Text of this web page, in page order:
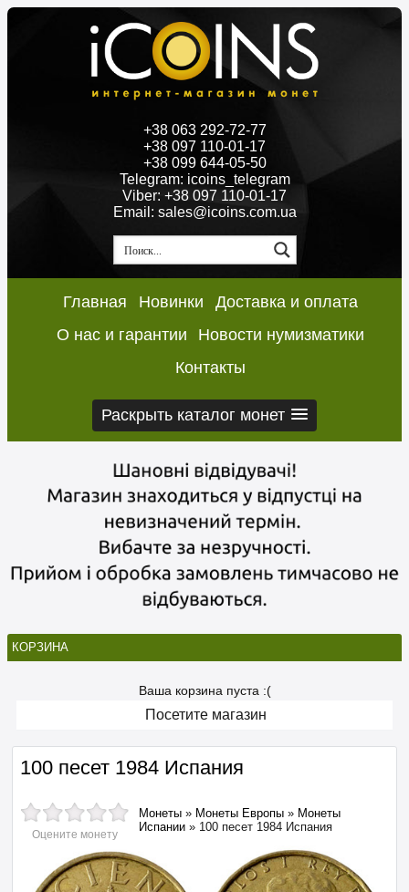
+38 063 292-72-77
+38 097 110-01-17
+38 099 644-05-50
Telegram: icoins_telegram
Viber: +38 097 110-01-17
Email: sales@icoins.com.ua
Главная Новинки
Доставка и оплата
О нас и гарантии
Новости нумизматики
Контакты
Раскрыть каталог монет
КОРЗИНА
Ваша корзина пуста :(
Посетите магазин
100 песет 1984 Испания
Оцените монету
Монеты » Монеты Европы » Монеты
Испании » 100 песет 1984 Испания